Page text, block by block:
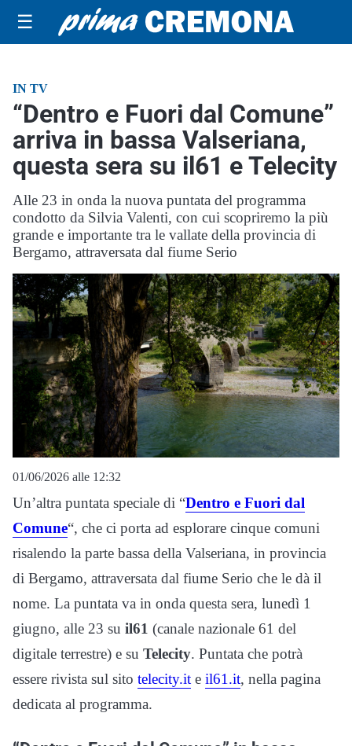
☰
IN TV
“Dentro e Fuori dal Comune”
arriva in bassa Valseriana,
questa sera su il61 e Telecity
Alle 23 in onda la nuova puntata del programma
condotto da Silvia Valenti, con cui scopriremo la più
grande e importante tra le vallate della provincia di
Bergamo, attraversata dal fiume Serio
01/06/2026 alle 12:32
Un’altra puntata speciale di “Dentro e Fuori dal
Comune“, che ci porta ad esplorare cinque comuni
risalendo la parte bassa della Valseriana, in provincia
di Bergamo, attraversata dal fiume Serio che le dà il
nome. La puntata va in onda questa sera, lunedì 1
giugno, alle 23 su il61 (canale nazionale 61 del
digitale terrestre) e su Telecity. Puntata che potrà
essere rivista sul sito telecity.it e il61.it, nella pagina
dedicata al programma.